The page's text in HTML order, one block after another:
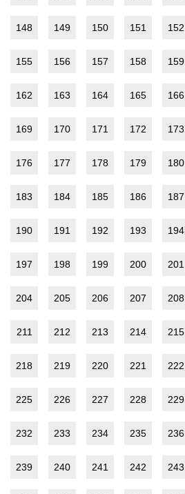
148 149 150 151 152
155 156 157 158 159
162 163 164 165 166
169 170 171 172 173
176 177 178 179 180
183 184 185 186 187
190 191 192 193 194
197 198 199 200 201
204 205 206 207 208
211 212 213 214 215
218 219 220 221 222
225 226 227 228 229
232 233 234 235 236
239 240 241 242 243